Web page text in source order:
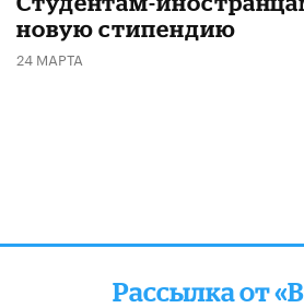
новую стипендию
24 МАРТА
Рассылка от